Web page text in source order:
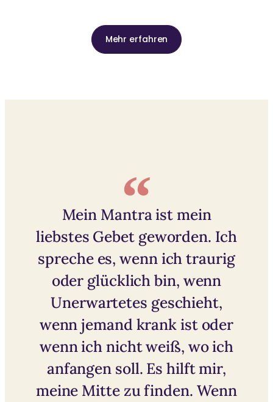
Mehr erfahren
Mein Mantra ist mein
liebstes Gebet geworden. Ich
spreche es, wenn ich traurig
oder glücklich bin, wenn
Unerwartetes geschieht,
wenn jemand krank ist oder
wenn ich nicht weiß, wo ich
anfangen soll. Es hilft mir,
meine Mitte zu finden. Wenn